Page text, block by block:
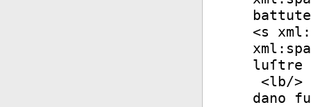
<s
luſtre
<lb/>
dano